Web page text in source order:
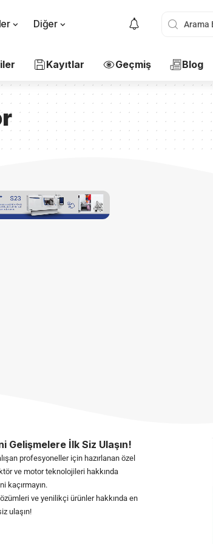
Diğer
Kayıtlar Geçmiş Blog
Gelişmelere İlk Siz Ulaşın!
profesyoneller için hazırlanan özel
ve motor teknolojileri hakkında
kaçırmayın.
ve yenilikçi ürünler hakkında en
ulaşın!